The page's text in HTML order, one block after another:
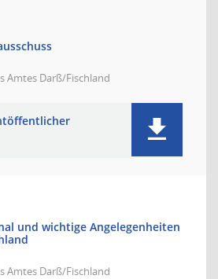
Amtes Darß/Fischland
und wichtige Angelegenheiten
Amtes Darß/Fischland